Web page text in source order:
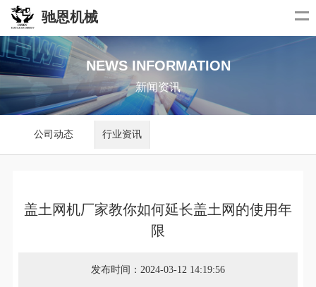
驰恩机械
NEWS INFORMATION
新闻资讯
公司动态 行业资讯
盖土网机厂家教你如何延长盖土网的使用年
限
发布时间：2024-03-12 14:19:56